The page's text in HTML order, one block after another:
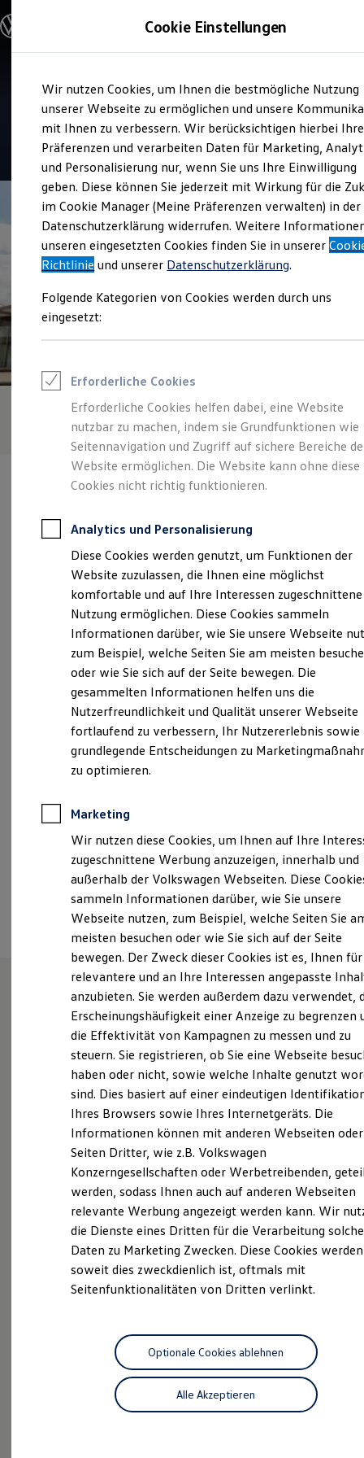
Hauptinhalt
springen
Footer
springen
Modelle & Konfigurator
Nutzfahrzeugkategorien entdecken
Modelle konfigurieren
Vorgängermodelle und Oldtimer
Vorgängermodelle
Oldtimer
Bulli Historie
Branchenlösungen & Gewerbekunden
Umbaulösungen und Hersteller finden
Auf- und Umbauten entdecken & konfigurieren
Groß- und Sonderkunden
Großkunden
Kommunen & Behörden
Journalisten
Sportvereine
Branchenlösungen
Gewerbliche Personenbeförderung
Service & mobile Werkstätten
Menschen mit Behinderung
Rettungsdienste
ONE Business ID Vorteile
Fahrzeugsuche & Marktplatz
Fahrzeugsuche
Fahrzeuge online kaufen
Digitaler Marktplatz
Kauf & Finanzierung
Online-Fahrzeugbewertung
Für Privatkunden
Für Gewerbekunden
Profi Paket
TopDeal
Gebrauchtwagen
ProfiPartner für Gebrauchtwagen
Zertifizierte Gebrauchtwagen
Finanzierung
Für Privatkunden
Für Gewerbekunden
Leasing
Für Privatkunden
Für Gewerbekunden
Versicherungen & Garantien
Garantien
Kfz-Versicherung für Nutzfahrzeuge
Restschuldversicherung
Wartungsverträge
Reparatur & Service
Sommer-Special
Reparatur, Pflege & Inspektion
Servicetermin anfragen
Service-Vorteile bei Volkswagen Nutzfahrzeuge
ServicePlus
Economy Service
Räder & Reifen Service
Ersatzfahrzeuge
Notdienst und Pannenhilfe
Software, Konnektivität & Apps
California App
VW Connect für Ihren Transporter/Caravelle
VW Connect für Ihren Amarok
VW Connect für andere Modelle
Fleet Interface Data
Multistop Pathfinder
Übersicht Software Updates
Digitales Bordbuch
Fahrerassistenz- und Sicherheitssysteme
Kontrollleuchten
Kurzfahrprofile und Ölverdünnung
Batterieverordnung
XTL-Dieselkraftstoff
Ersatzteile und Betriebsflüssigkeiten
Original Zubehör und Lifestyle Produkte
myVolkswagen
myVolkswagen Business
Elektrisch & Autonom
Unser Ansatz
Reichweitensimulator
Ladezeitensimulator
Ladelösungen für Privatkunden
Ladelösungen für Gewerbekunden
Wallbox und Ladekabel
Bidirektionales Laden
Service
Autohaus Kehm
4.7| 68 Bewertungen
Verantwortlich für die Inhalte auf dieser Seite ist die Autohaus
Kehm GmbH (Impressum & Rechtliches)
Hauptstraße 7-9, 97616 Bad Neustadt
info@auto-kehm.de
+49 9771 61110
Montag-Freitag 07:00-18:00 Uhr
Samstag
09:00 -12:00 Uhr
Ansprechpartner
Termin vereinbaren
Herzlichen Willkommen im
Autohaus Kehm
Seit 75 Jahren dreht sich in unserem
Familienunternehmen Autohaus Kehm in Bad
Neustadt a. d. Saale alles um das Automobil. Mit den
vier Marken Volkswagen, Nutzfahrzeuge, Audi und
Skoda begeistern wir unsere Kunden mit „Service aus
Leidenschaft“. Das Team rund um die
Geschäftsführerin Lisa Woytinnek sorgt zuverlässig
für Mobilität in den Regionen Rhön-Grabfeld, Bad
Kissingen, Schweinfurt und Schmalkalden-Meiningen.
ServicePlus
Volkswagen Economy
Cookie Einstellungen
Wir nutzen Cookies, um Ihnen die bestmögliche Nutzung
unserer Webseite zu ermöglichen und unsere
mit Ihnen zu verbessern. Wir berücksichtigen hierbei Ihre
Präferenzen und verarbeiten Daten für Marketing,
und Personalisierung nur, wenn Sie uns Ihre Einwilligung
geben. Diese können Sie jederzeit mit Wirkung für die
im Cookie Manager (Meine Präferenzen verwalten) in der
Datenschutzerklärung widerrufen. Weitere
unseren eingesetzten Cookies finden Sie in unserer
Richtlinie und unserer Datenschutzerklärung.
Folgende Kategorien von Cookies werden durch uns
eingesetzt:
Erforderliche Cookies
Erforderliche Cookies helfen dabei, eine Website
nutzbar zu machen, indem sie Grundfunktionen wie
Seitennavigation und Zugriff auf sichere Bereiche
Website ermöglichen. Die Website kann ohne diese
Cookies nicht richtig funktionieren.
Analytics und Personalisierung
Diese Cookies werden genutzt, um Funktionen der
Website zuzulassen, die Ihnen eine möglichst
komfortable und auf Ihre Interessen zugeschnittene
Nutzung ermöglichen. Diese Cookies sammeln
Informationen darüber, wie Sie unsere Webseite
zum Beispiel, welche Seiten Sie am meisten
oder wie Sie sich auf der Seite bewegen. Die
gesammelten Informationen helfen uns die
Nutzerfreundlichkeit und Qualität unserer Webseite
fortlaufend zu verbessern, Ihr Nutzererlebnis sowie
grundlegende Entscheidungen zu
zu optimieren.
Marketing
Wir nutzen diese Cookies, um Ihnen auf Ihre
zugeschnittene Werbung anzuzeigen, innerhalb und
außerhalb der Volkswagen Webseiten. Diese
sammeln Informationen darüber, wie Sie unsere
Webseite nutzen, zum Beispiel, welche Seiten Sie
meisten besuchen oder wie Sie sich auf der Seite
bewegen. Der Zweck dieser Cookies ist es, Ihnen für
relevantere und an Ihre Interessen angepasste
anzubieten. Sie werden außerdem dazu verwendet,
Erscheinungshäufigkeit einer Anzeige zu begrenzen
die Effektivität von Kampagnen zu messen und zu
steuern. Sie registrieren, ob Sie eine Webseite
haben oder nicht, sowie welche Inhalte genutzt
sind. Dies basiert auf einer eindeutigen
Ihres Browsers sowie Ihres Internetgeräts. Die
Informationen können mit anderen Webseiten oder
Seiten Dritter, wie z.B. Volkswagen
Konzerngesellschaften oder Werbetreibenden,
werden, sodass Ihnen auch auf anderen Webseiten
relevante Werbung angezeigt werden kann. Wir
die Dienste eines Dritten für die Verarbeitung
Daten zu Marketing Zwecken. Diese Cookies
soweit dies zweckdienlich ist, oftmals mit
Seitenfunktionalitäten von Dritten verlinkt.
Alle Akzeptieren
Optionale Cookies ablehnen